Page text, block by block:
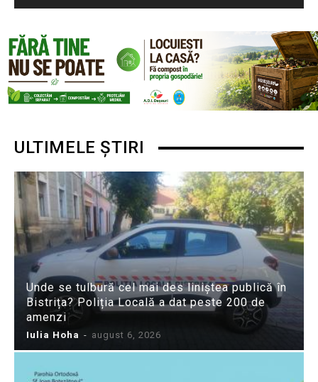
ULTIMELE ȘTIRI
Unde se tulbură cel mai des liniștea publică în
Bistrița? Poliția Locală a dat peste 200 de
amenzi
Iulia Hoha - august 6, 2026